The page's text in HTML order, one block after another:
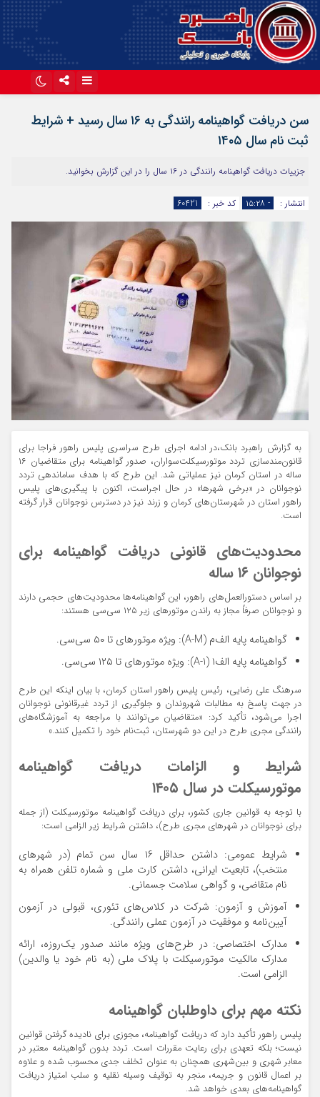
آپارات
سن دریافت گواهینامه رانندگی به ۱۶ سال رسید + شرایط
ثبت‌ نام سال ۱۴۰۵
جزییات دریافت گواهینامه رانندگی در ۱۶ سال را در این گزارش بخوانید.
انتشار : - ۱۵:۲۸ کد خبر : 60421
به گزارش راهبرد بانک،در ادامه اجرای طرح سراسری پلیس راهور فراجا برای
قانون‌مندسازی تردد موتورسیکلت‌سواران، صدور گواهینامه برای متقاضیان ۱۶
ساله در استان کرمان نیز عملیاتی شد. این طرح که با هدف ساماندهی تردد
نوجوانان در «برخی شهرها» در حال اجراست، اکنون با پیگیری‌های پلیس
راهور استان در شهرستان‌های کرمان و زرند نیز در دسترس نوجوانان قرار گرفته
است.
محدودیت‌های قانونی دریافت گواهینامه برای
نوجوانان ۱۶ ساله
بر اساس دستورالعمل‌های راهور، این گواهینامه‌ها محدودیت‌های حجمی دارند
و نوجوانان صرفاً مجاز به راندن موتورهای زیر ۱۲۵ سی‌سی هستند:
گواهینامه پایه الف‌م (A-M): ویژه موتورهای تا ۵۰ سی‌سی.
گواهینامه پایه الف‌۱ (A-1): ویژه موتورهای تا ۱۲۵ سی‌سی.
سرهنگ علی رضایی، رئیس پلیس راهور استان کرمان، با بیان اینکه این طرح
در جهت پاسخ به مطالبات شهروندان و جلوگیری از تردد غیرقانونی نوجوانان
اجرا می‌شود، تأکید کرد: «متقاضیان می‌توانند با مراجعه به آموزشگاه‌های
رانندگی مجری طرح در این دو شهرستان، ثبت‌نام خود را تکمیل کنند.»
شرایط و الزامات دریافت گواهینامه
موتورسیکلت در سال ۱۴۰۵
با توجه به قوانین جاری کشور، برای دریافت گواهینامه موتورسیکلت (از جمله
برای نوجوانان در شهرهای مجری طرح)، داشتن شرایط زیر الزامی است:
شرایط عمومی: داشتن حداقل ۱۶ سال سن تمام (در شهرهای
منتخب)، تابعیت ایرانی، داشتن کارت ملی و شماره تلفن همراه به
نام متقاضی، و گواهی سلامت جسمانی.
آموزش و آزمون: شرکت در کلاس‌های تئوری، قبولی در آزمون
آیین‌نامه و موفقیت در آزمون عملی رانندگی.
مدارک اختصاصی: در طرح‌های ویژه مانند صدور یک‌روزه، ارائه
مدارک مالکیت موتورسیکلت با پلاک ملی (به نام خود یا والدین)
الزامی است.
نکته مهم برای داوطلبان گواهینامه
پلیس راهور تأکید دارد که دریافت گواهینامه، مجوزی برای نادیده گرفتن قوانین
نیست؛ بلکه تعهدی برای رعایت مقررات است. تردد بدون گواهینامه معتبر در
معابر شهری و بین‌شهری همچنان به عنوان تخلف جدی محسوب شده و علاوه
بر اعمال قانون و جریمه، منجر به توقیف وسیله نقلیه و سلب امتیاز دریافت
گواهینامه‌های بعدی خواهد شد.